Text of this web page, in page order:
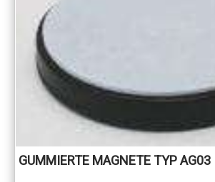
GUMMIERTE MAGNETE TYP AG03